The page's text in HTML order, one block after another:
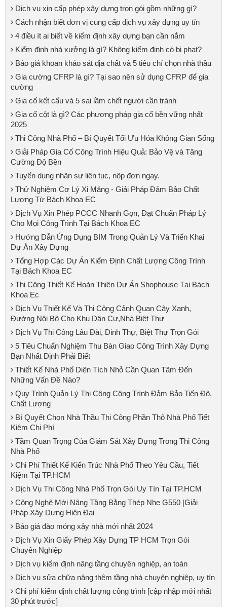
Dịch vụ xin cấp phép xây dựng trọn gói gồm những gì?
Cách nhận biết đơn vị cung cấp dịch vụ xây dựng uy tín
4 điều ít ai biết về kiểm định xây dựng bạn cần nắm
Kiểm định nhà xưởng là gì? Không kiểm định có bị phạt?
Báo giá khoan khảo sát địa chất và 5 tiêu chí chọn nhà thầu
Gia cường CFRP là gì? Tại sao nên sử dụng CFRP để gia
cường
Gia cố kết cấu và 5 sai lầm chết người cần tránh
Gia cố cột là gì? Các phương pháp gia cố bền vững nhất
2025
Thi Công Nhà Phố – Bí Quyết Tối Ưu Hóa Không Gian Sống
Giải Pháp Gia Cố Công Trình Hiệu Quả: Bảo Vệ và Tăng
Cường Độ Bền
Tuyển dụng nhân sự liên tục, nộp đơn ngay.
Thử Nghiệm Cơ Lý Xi Măng - Giải Pháp Đảm Bảo Chất
Lượng Từ Bách Khoa EC
Dịch Vụ Xin Phép PCCC Nhanh Gọn, Đạt Chuẩn Pháp Lý
Cho Mọi Công Trình Tại Bách Khoa EC
Hướng Dẫn Ứng Dụng BIM Trong Quản Lý Và Triển Khai
Dự Án Xây Dựng
Tổng Hợp Các Dự Án Kiểm Định Chất Lượng Công Trình
Tại Bách Khoa EC
Thi Công Thiết Kế Hoàn Thiện Dự Án Shophouse Tại Bách
Khoa Ec
Dịch Vụ Thiết Kế Và Thi Công Cảnh Quan Cây Xanh,
Đường Nội Bộ Cho Khu Dân Cư,Nhà Biệt Thự
Dịch Vụ Thi Công Lâu Đài, Dinh Thự, Biệt Thự Trọn Gói
5 Tiêu Chuẩn Nghiệm Thu Bàn Giao Công Trình Xây Dựng
Bạn Nhất Định Phải Biết
Thiết Kế Nhà Phố Diện Tích Nhỏ Cần Quan Tâm Đến
Những Vấn Đề Nào?
Quy Trình Quản Lý Thi Công Công Trình Đảm Bảo Tiến Độ,
Chất Lượng
Bí Quyết Chọn Nhà Thầu Thi Công Phần Thô Nhà Phố Tiết
Kiệm Chi Phí
Tầm Quan Trọng Của Giám Sát Xây Dựng Trong Thi Công
Nhà Phố
Chi Phí Thiết Kế Kiến Trúc Nhà Phố Theo Yêu Cầu, Tiết
Kiệm Tại TP.HCM
Dịch Vụ Thi Công Nhà Phố Trọn Gói Uy Tín Tại TP.HCM
Công Nghệ Mới Nâng Tầng Bằng Thép Nhẹ G550 |Giải
Pháp Xây Dựng Hiện Đại
Báo giá đào móng xây nhà mới nhất 2024
Dịch Vụ Xin Giấy Phép Xây Dựng TP HCM Trọn Gói
Chuyên Nghiệp
Dịch vụ kiểm định nâng tầng chuyên nghiệp, an toàn
Dịch vụ sửa chữa nâng thêm tầng nhà chuyên nghiệp, uy tín
Chi phí kiểm định chất lượng công trình [cập nhập mới nhất
30 phút trước]